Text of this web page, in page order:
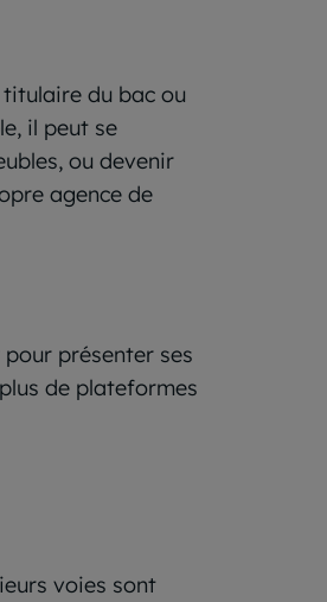
titulaire du bac ou
il peut se
ou devenir
agence de
présenter ses
de plateformes
voies sont